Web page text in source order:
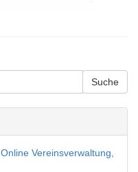
Vereinsverwaltung,